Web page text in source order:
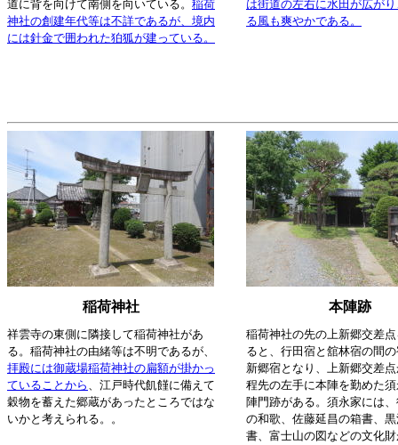
道に背を向けて南側を向いている。 稲荷
神社の創建年代等は不詳であるが、境内
には針金で囲われた狛狐が建っている。
は街道の左右に水田が広が
る風も爽やかである。
稲荷神社 本陣跡
祥雲寺の東側に隣接して稲荷神社があ
る。稲荷神社の由緒等は不明であるが、
拝殿には御蔵場稲荷神社の扁額が掛かっ
ていることから 、江戸時代飢饉に備えて
穀物を蓄えた郷蔵があったところではな
いかと考えられる。。
稲荷神社の先の上新郷交差
ると、行田宿と舘林宿の間
新郷宿となり、上新郷交差
程先の左手に本陣を勤めた
陣門跡がある。須永家には
の和歌、佐藤延昌の箱書、
書、富士山の図などの文化